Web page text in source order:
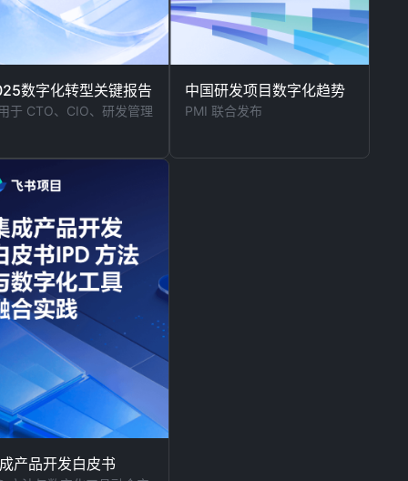
数字化转型关键报告
于 CTO、CIO、研发管理
中国研发项目数字化趋势
PMI 联合发布
产品开发白皮书